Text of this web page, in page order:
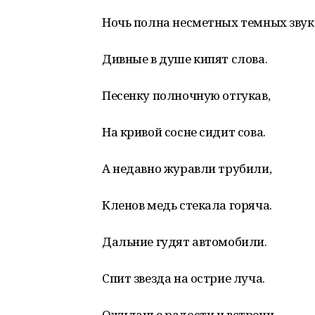
Ночь полна несметных темных
Дивные в душе кипят слова.
Песенку полночную отгукав,
На кривой сосне сидит сова.
А недавно журавли трубили,
Кленов медь стекала горяча.
Дальние гудят автомобили.
Спит звезда на острие луча.